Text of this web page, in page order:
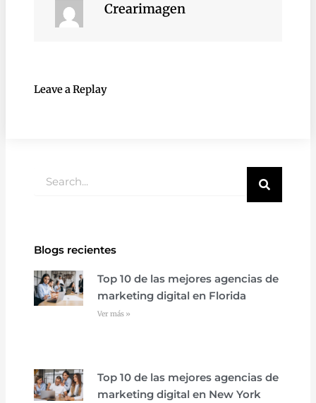
Crearimagen
Leave a Replay
Blogs recientes
Top 10 de las mejores agencias de
marketing digital en Florida
Ver más »
Top 10 de las mejores agencias de
marketing digital en New York